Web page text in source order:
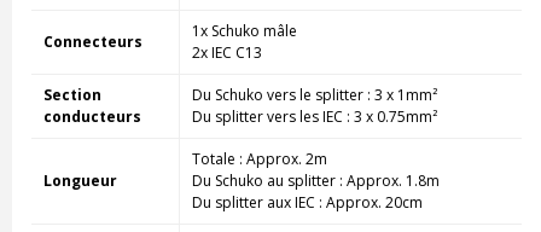
Connecteurs
1x Schuko mâle
2x IEC C13
Section
conducteurs
Du Schuko vers le splitter : 3 x 1mm²
Du splitter vers les IEC : 3 x 0.75mm²
Longueur
Totale : Approx. 2m
Du Schuko au splitter : Approx. 1.8m
Du splitter aux IEC : Approx. 20cm